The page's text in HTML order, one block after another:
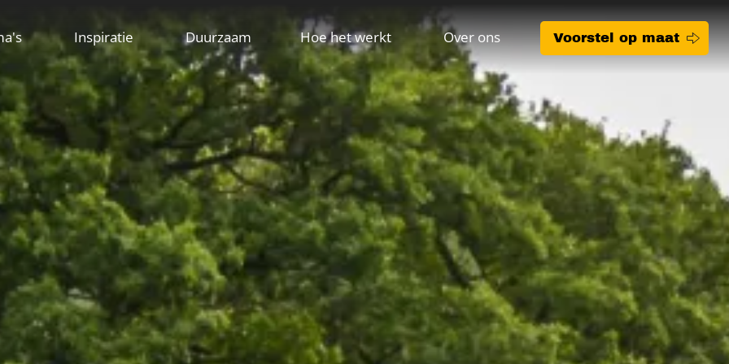
Inspiratie Duurzaam Hoe het werkt Over ons Voorstel op maat